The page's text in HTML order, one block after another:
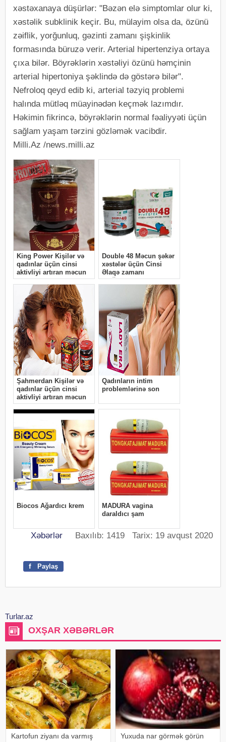
xəstəxanaya düşürlər: "Bəzən elə simptomlar olur ki,
xəstəlik subklinik keçir. Bu, mülayim olsa da, özünü
zəiflik, yorğunluq, gəzinti zamanı şişkinlik
formasında büruzə verir. Arterial hipertenziya ortaya
çıxa bilər. Böyrəklərin xəstəliyi özünü həmçinin
arterial hipertoniya şəklində də göstərə bilər".
Nefroloq qeyd edib ki, arterial təzyiq problemi
halında mütləq müayinədən keçmək lazımdır.
Həkimin fikrincə, böyrəklərin normal fəaliyyəti üçün
sağlam yaşam tərzini gözləmək vacibdir.
Milli.Az /news.milli.az
Xəbərlər Baxılıb: 1419 Tarix: 19 avqust 2020
f Paylaş
Turlar.az
OXŞAR XƏBƏRLƏR
Kartofun ziyanı da varmış
Yuxuda nar görmək görün